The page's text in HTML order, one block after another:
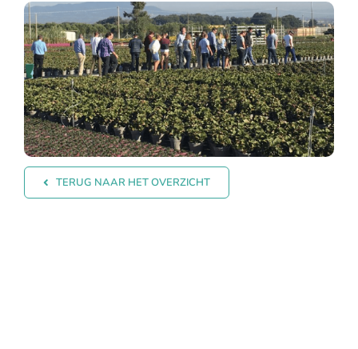
TERUG NAAR HET OVERZICHT